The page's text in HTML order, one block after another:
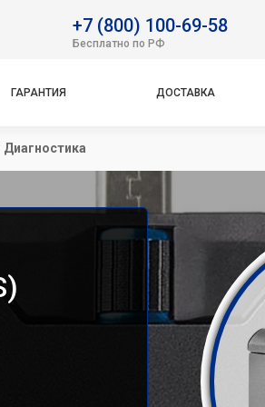
+7 (800) 100-69-58
Бесплатно по РФ
ГАРАНТИЯ ДОСТАВКА
Диагностика